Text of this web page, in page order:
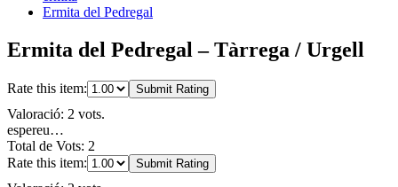
Ermita del Pedregal
Ermita del Pedregal – Tàrrega / Urgell
Rate this item: Submit Rating
Valoració: 2 vots.
espereu…
Total de Vots: 2
Rate this item:
Submit Rating